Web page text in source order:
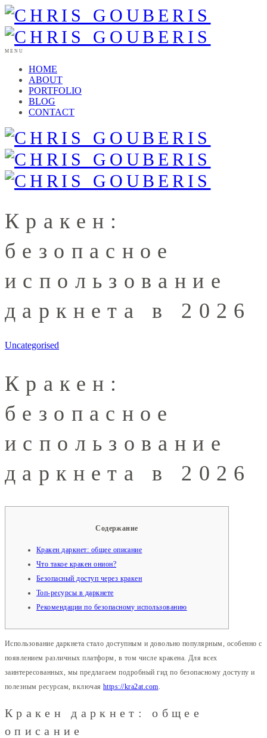
MENU
HOME
ABOUT
PORTFOLIO
BLOG
CONTACT
Кракен:
безопасное
использование
даркнета в 2026
Uncategorised
Кракен:
безопасное
использование
даркнета в 2026
Содержание
Кракен даркнет: общее описание
Что такое кракен онион?
Безопасный доступ через кракен
Топ-ресурсы в даркнете
Рекомендации по безопасному использованию
Использование даркнета стало доступным и довольно популярным, особенно с
появлением различных платформ, в том числе кракена. Для всех
заинтересованных, мы предлагаем подробный гид по безопасному доступу и
полезным ресурсам, включая https://kra2at.com.
Кракен даркнет: общее
описание